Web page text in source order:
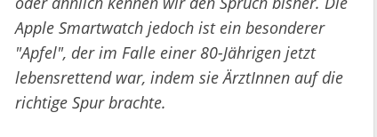
Apple Smartwatch jedoch ist ein besonderer
"Apfel", der im Falle einer 80-Jährigen jetzt
lebensrettend war, indem sie ÄrztInnen auf die
richtige Spur brachte.